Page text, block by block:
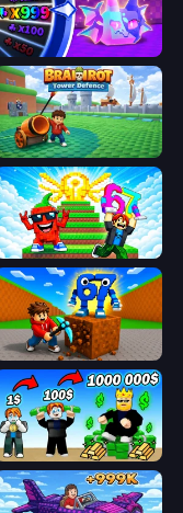
Meeland.io
Brainrot Tower Defence
Run and Jump for Brainrot
Obby: Break Rocks For Brainrots
Obby Tycoon Build the City